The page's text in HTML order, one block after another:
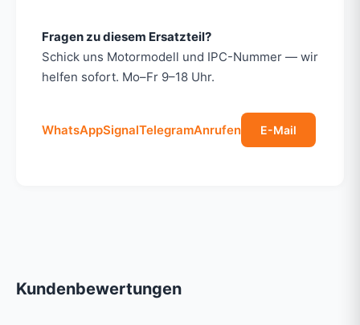
Fragen zu diesem Ersatzteil?
Schick uns Motormodell und IPC-Nummer — wir
helfen sofort. Mo–Fr 9–18 Uhr.
WhatsAppSignalTelegramAnrufen E-Mail
Kundenbewertungen